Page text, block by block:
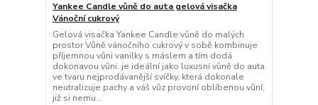
Yankee Candle vůně do auta gelová visačka
Vánoční cukrový
Gelová visačka Yankee Candle vůně do malých
prostor Vůně vánočního cukrový v sobě kombinuje
příjemnou vůni vanilky s máslem a tím dodá
dokonavou vůni. je ideální jako luxusní vůně do auta
ve tvaru nejprodávanější svíčky, která dokonale
neutralizuje pachy a váš vůz provoní oblíbenou vůní,
již si nemu...